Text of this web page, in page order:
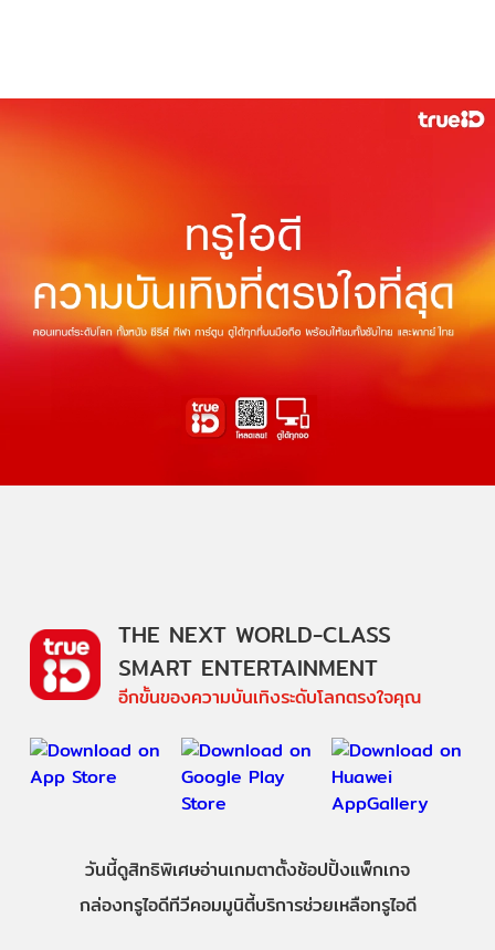
THE NEXT WORLD-CLASS
SMART ENTERTAINMENT
อีกขั้นของความบันเทิงระดับโลกตรงใจคุณ
วันนี้ดูสิทธิพิเศษอ่านเกมตาตั้งช้อปปิ้งแพ็กเกจ
กล่องทรูไอดีทีวีคอมมูนิตี้บริการช่วยเหลือทรูไอดี